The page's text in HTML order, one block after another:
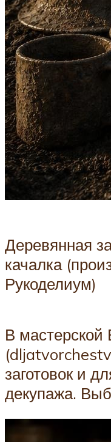
Деревянная
качалка
Рукоделиум)
В мастерской
заготовок и
декупажа.